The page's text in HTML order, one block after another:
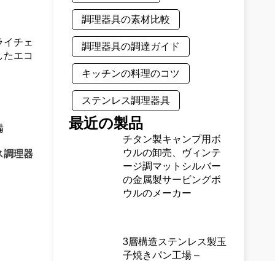
チェ
エコ
調理器
調理器具の素材比較
調理器具の調達ガイド
キッチンの料理のコツ
ステンレス調理器具
最近の製品
チタン製キャンプ用ボ
ウルの卸売、ヴィンテ
ージ調マットシルバー
の金属製サービングボ
ウルのメーカー
3層構造ステンレス製玉
子焼きパン工場 –